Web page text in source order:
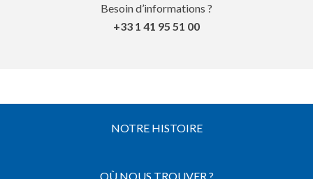
Besoin d’informations ?
+33 1 41 95 51 00
NOTRE HISTOIRE
OÙ NOUS TROUVER ?